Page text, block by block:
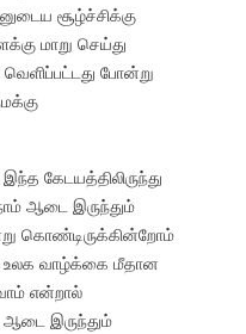
சூழ்ச்சிக்கு
மாறு செய்து
போன்று
கேடயத்திலிருந்து
ஆடை இருந்தும்
கொண்டிருக்கின்றோம்
உலக வாழ்க்கை மீதான
என்றால்
இருந்தும்